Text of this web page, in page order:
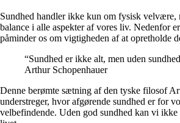
Sundhed handler ikke kun om fysisk velvære,
balance i alle aspekter af vores liv. Nedenfor
påminder os om vigtigheden af at opretholde
“Sundhed er ikke alt, men uden
Arthur Schopenhauer
Denne berømte sætning af den tyske filosof
understreger, hvor afgørende sundhed er for
velbefindende. Uden god sundhed kan vi